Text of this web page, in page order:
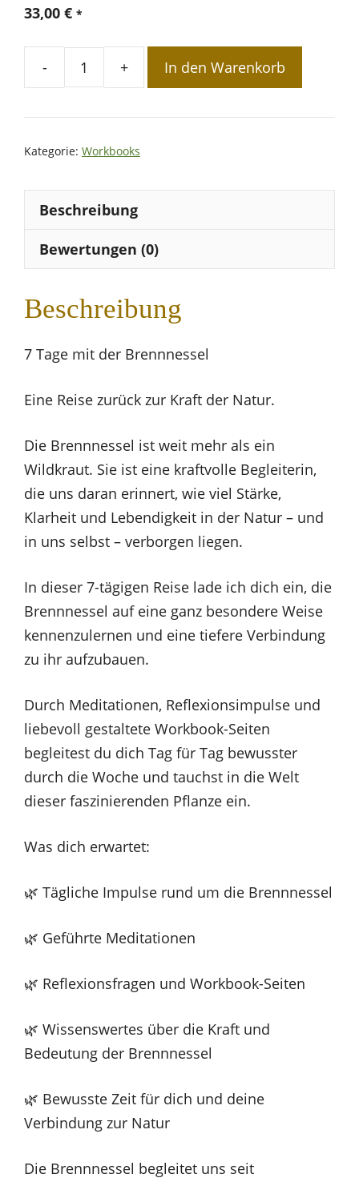
33,00 € *
Brennnessel
In den Warenkorb
Kategorie: Workbooks
Beschreibung
Bewertungen (0)
Beschreibung
7 Tage mit der Brennnessel
Eine Reise zurück zur Kraft der Natur.
Die Brennnessel ist weit mehr als ein
Wildkraut. Sie ist eine kraftvolle Begleiterin,
die uns daran erinnert, wie viel Stärke,
Klarheit und Lebendigkeit in der Natur – und
in uns selbst – verborgen liegen.
In dieser 7-tägigen Reise lade ich dich ein, die
Brennnessel auf eine ganz besondere Weise
kennenzulernen und eine tiefere Verbindung
zu ihr aufzubauen.
Durch Meditationen, Reflexionsimpulse und
liebevoll gestaltete Workbook-Seiten
begleitest du dich Tag für Tag bewusster
durch die Woche und tauchst in die Welt
dieser faszinierenden Pflanze ein.
Was dich erwartet:
🌿 Tägliche Impulse rund um die Brennnessel
🌿 Geführte Meditationen
🌿 Reflexionsfragen und Workbook-Seiten
🌿 Wissenswertes über die Kraft und
Bedeutung der Brennnessel
🌿 Bewusste Zeit für dich und deine
Verbindung zur Natur
Die Brennnessel begleitet uns seit